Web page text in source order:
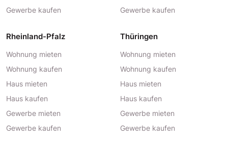
Gewerbe kaufen
Gewerbe kaufen
Rheinland-Pfalz
Wohnung mieten
Wohnung kaufen
Haus mieten
Haus kaufen
Gewerbe mieten
Gewerbe kaufen
Thüringen
Wohnung mieten
Wohnung kaufen
Haus mieten
Haus kaufen
Gewerbe mieten
Gewerbe kaufen